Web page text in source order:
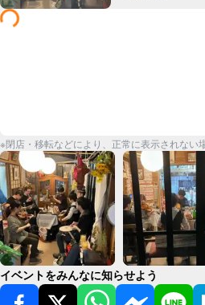
※閉店・移転などにより、正常に表示されない
イベントをみんなに知らせよう